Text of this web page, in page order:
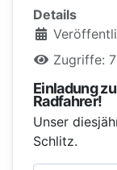
Details
Zugriffe:
Einladung
Radfahrer!
Unser
Schlitz.